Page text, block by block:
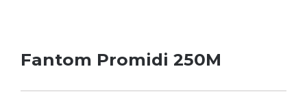
Fantom Promidi 250M